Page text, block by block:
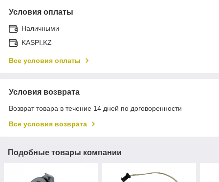
Условия оплаты
Наличными
KASPI.KZ
Все условия оплаты
Условия возврата
Возврат товара в течение 14 дней по договоренности
Все условия возврата
Подобные товары компании